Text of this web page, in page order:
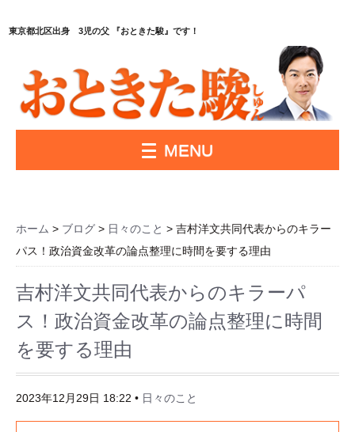
東京都北区出身 3児の父 『おときた駿』です！
MENU
ホーム > ブログ > 日々のこと > 吉村洋文共同代表からのキラー
パス！政治資金改革の論点整理に時間を要する理由
吉村洋文共同代表からのキラーパ
ス！政治資金改革の論点整理に時間
を要する理由
2023年12月29日 18:22 • 日々のこと